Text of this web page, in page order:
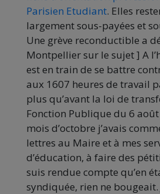
Parisien Etudiant. Elles
largement sous-payées et
Une grève reconductible a
Montpellier sur le sujet ] A
est en train de se battre
aux 1607 heures de travail
plus qu’avant la loi de
Fonction Publique du 6
mois d’octobre j’avais
lettres au Maire et à mes
d’éducation, à faire des
suis rendue compte qu’en
syndiquée, rien ne bougeait.